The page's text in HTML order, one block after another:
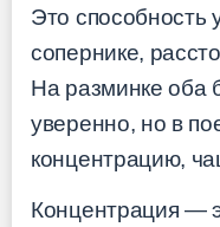
Это способность
сопернике,
На разминке оба
уверенно, но в
концентрацию,
Концентрация —